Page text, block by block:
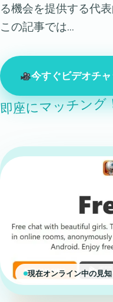
る機会を提供する代
この記事では…
今すぐビデオチ
即座にマッチング
現在オンライン中の見